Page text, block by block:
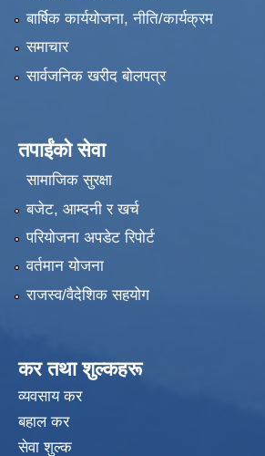
बार्षिक कार्ययोजना, नीति/कार्यक्रम
समाचार
सार्वजनिक खरीद बोलपत्र
तपाईंको सेवा
सामाजिक सुरक्षा
बजेट, आम्दनी र खर्च
परियोजना अपडेट रिपोर्ट
वर्तमान योजना
राजस्व/वैदेशिक सहयोग
कर तथा शुल्कहरू
व्यवसाय कर
बहाल कर
सेवा शुल्क